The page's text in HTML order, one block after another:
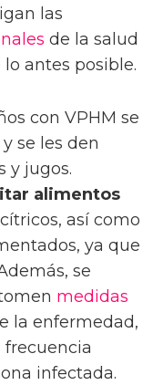
las
de la salud
antes posible.
con VPHM se
se les den
y jugos.
alimentos
así como
ya que
se
medidas
la enfermedad,
frecuencia
infectada.